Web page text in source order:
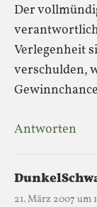
Der
Verlegenheit
verschulden,
Antworten
21. März 2007 um